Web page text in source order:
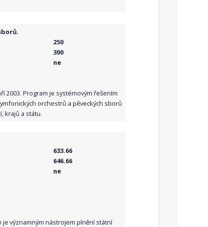
250
300
ne
2003. Program je systémovým řešením
orchestrů a pěveckých sborů
krajů a státu.
633.66
646.66
ne
významným nástrojem plnění státní